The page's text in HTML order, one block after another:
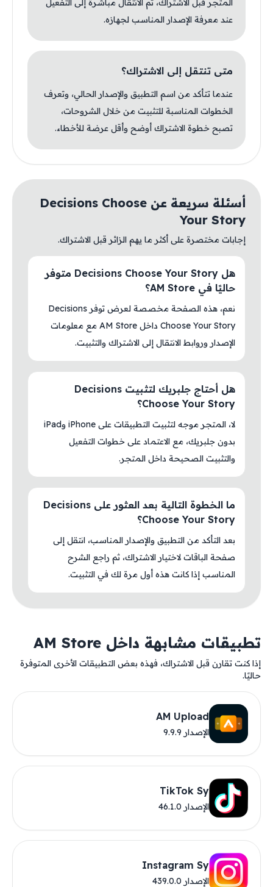
المتجر قبل الاشتراك، ثم الانتقال مباشرة إلى التفعيل
عند معرفة الإصدار المناسب لجهازه.
متى تنتقل إلى الاشتراك؟
عندما تتأكد من اسم التطبيق والإصدار الحالي، وتعرف
الخطوات المناسبة للتثبيت من خلال الشروحات،
تصبح خطوة الاشتراك أوضح وأقل عرضة للأخطاء.
أسئلة سريعة عن Decisions Choose
Your Story
إجابات مختصرة على أكثر ما يهم الزائر قبل الاشتراك.
هل Decisions Choose Your Story متوفر
حاليًا في AM Store؟
نعم، هذه الصفحة مخصصة لعرض توفر Decisions
Choose Your Story داخل AM Store مع معلومات
الإصدار وروابط الانتقال إلى الاشتراك والتثبيت.
هل أحتاج جلبريك لتثبيت Decisions
Choose Your Story؟
لا، المتجر موجه لتثبيت التطبيقات على iPhone وiPad
بدون جلبريك، مع الاعتماد على خطوات التفعيل
والتثبيت الصحيحة داخل المتجر.
ما الخطوة التالية بعد العثور على Decisions
Choose Your Story؟
بعد التأكد من التطبيق والإصدار المناسب، انتقل إلى
صفحة الباقات لاختيار الاشتراك، ثم راجع الشرح
المناسب إذا كانت هذه أول مرة لك في التثبيت.
تطبيقات مشابهة داخل AM Store
إذا كنت تقارن قبل الاشتراك، فهذه بعض التطبيقات الأخرى المتوفرة
حاليًا.
AM Upload
الإصدار 9.9.9
TikTok Sy
الإصدار 46.1.0
Instagram Sy
الإصدار 439.0.0